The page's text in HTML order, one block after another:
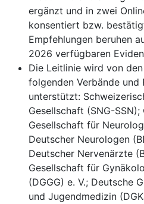
ergänzt und in zwei
konsentiert bzw.
Empfehlungen beruhen
2026 verfügbaren
Die Leitlinie wird von
folgenden Verbände und
unterstützt:
Gesellschaft (SNG-
Gesellschaft für
Deutscher Neurologen
Deutscher Nervenärzte
Gesellschaft für
(DGGG) e. V.; Deutsche
und Jugendmedizin